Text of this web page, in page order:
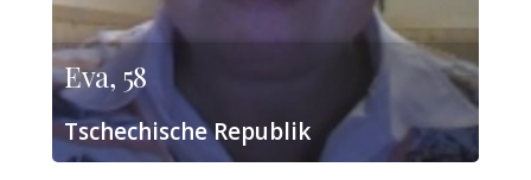
Eva, 58
Tschechische Republik